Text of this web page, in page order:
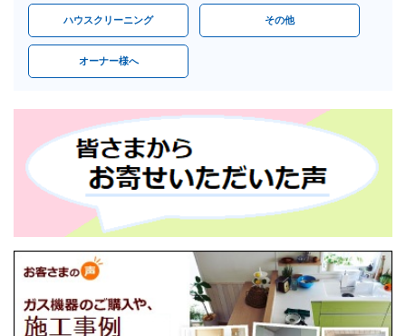
ハウスクリーニング その他
オーナー様へ